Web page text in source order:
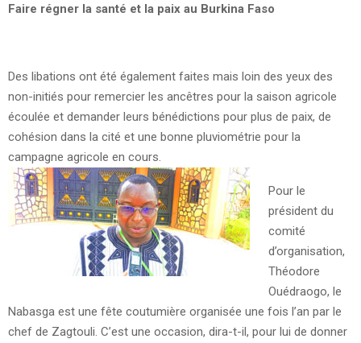
Faire régner la santé et la paix au Burkina Faso
Des libations ont été également faites mais loin des yeux des
non-initiés pour remercier les ancêtres pour la saison agricole
écoulée et demander leurs bénédictions pour plus de paix, de
cohésion dans la cité et une bonne pluviométrie pour la
campagne agricole en cours.
Pour le
président du
comité
d’organisation,
Théodore
Ouédraogo, le
Nabasga est une fête coutumière organisée une fois l’an par le
chef de Zagtouli. C’est une occasion, dira-t-il, pour lui de donner